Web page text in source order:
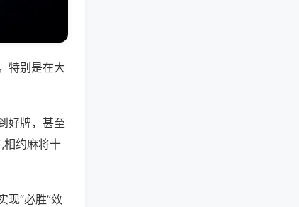
特别是在大
好牌，甚至
相约麻将十
现“必胜”效